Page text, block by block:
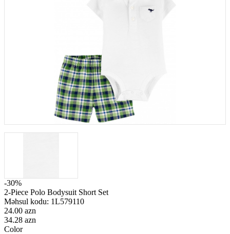
-30%
2-Piece Polo Bodysuit Short Set
Məhsul kodu: 1L579110
24.00 azn
34.28 azn
Color